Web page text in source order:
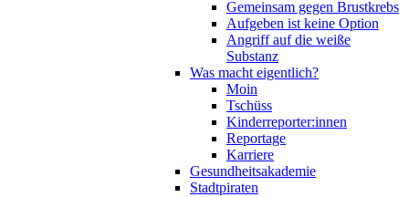
Gemeinsam gegen Brustkrebs
Aufgeben ist keine Option
Angriff auf die weiße
Substanz
Was macht eigentlich?
Moin
Tschüss
Kinderreporter:innen
Reportage
Karriere
Gesundheitsakademie
Stadtpiraten